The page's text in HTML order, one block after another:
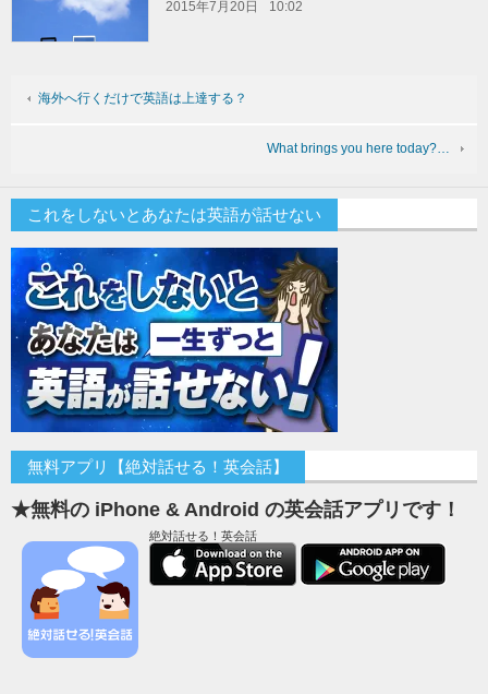
2015年7月20日 10:02
海外へ行くだけで英語は上達する？
What brings you here today?…
これをしないとあなたは英語が話せない
無料アプリ【絶対話せる！英会話】
★無料の iPhone & Android の英会話アプリです！
絶対話せる！英会話